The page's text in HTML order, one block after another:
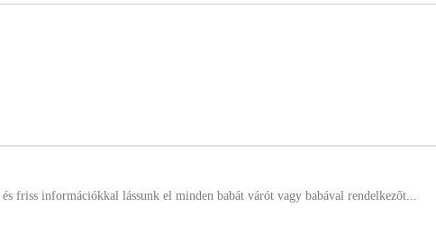
friss információkkal lássunk el minden babát várót vagy babával rendelkezőt...